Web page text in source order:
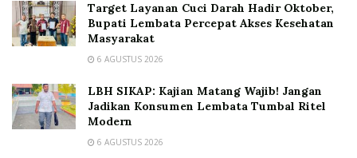
Target Layanan Cuci Darah Hadir Oktober,
Bupati Lembata Percepat Akses Kesehatan
Masyarakat
6 AGUSTUS 2026
LBH SIKAP: Kajian Matang Wajib! Jangan
Jadikan Konsumen Lembata Tumbal Ritel
Modern
6 AGUSTUS 2026